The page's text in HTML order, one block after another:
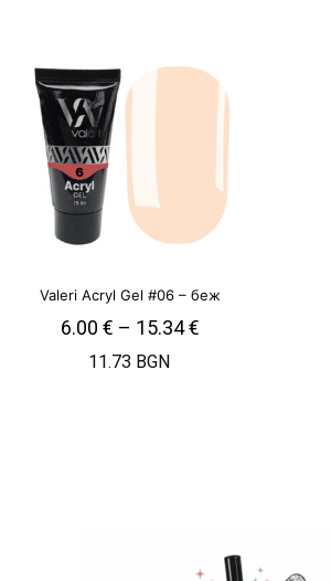
Valeri Acryl Gel #06 – беж
6.00 € – 15.34€
11.73 BGN